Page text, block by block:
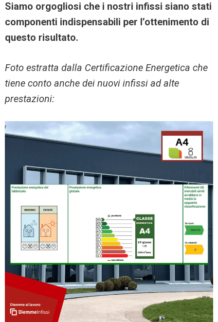
Siamo orgogliosi che i nostri infissi siano stati
componenti indispensabili per l’ottenimento di
questo risultato.
Foto estratta dalla Certificazione Energetica che
tiene conto anche dei nuovi infissi ad alte
prestazioni: